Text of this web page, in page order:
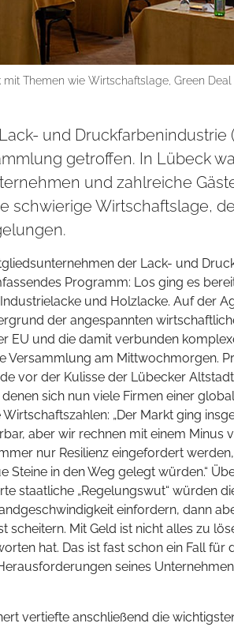
Themen wie Wirtschaftslage, Green
und Druckfarbenindustrie
getroffen. In Lübeck
und zahlreiche
schwierige Wirtschaftslage,
der Lack- und
Programm: Los ging es
und Holzlacke. Auf der
der angespannten
EU und die damit verbunden
Versammlung am Mittwochmorgen.
vor der Kulisse der Lübecker
sich nun viele Firmen einer
„Der Markt ging
aber wir rechnen mit einem Minus
nur Resilienz eingefordert
Steine in den Weg gelegt würden.“
staatliche „Regelungswut“ würden
einfordern, dann
Mit Geld ist nicht alles zu
hat. Das ist fast schon ein Fall für
seines
vertiefte anschließend die